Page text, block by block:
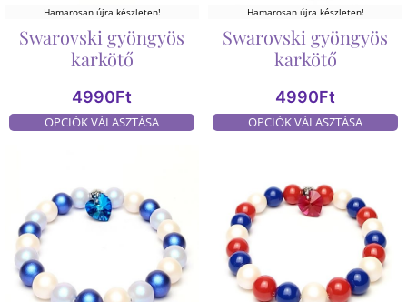
Hamarosan újra készleten!
Swarovski gyöngyös
karkötő
4990Ft
OPCIÓK VÁLASZTÁSA
Hamarosan újra készleten!
Swarovski gyöngyös
karkötő
4990Ft
OPCIÓK VÁLASZTÁSA